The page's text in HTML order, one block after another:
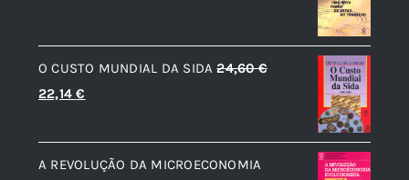
era:
19,38 €.
é:
17,44 €.
O CUSTO MUNDIAL DA SIDA 24,60€
O
original
era:
22,14€
atual
é:
A REVOLUÇÃO DA MICROECONOMIA